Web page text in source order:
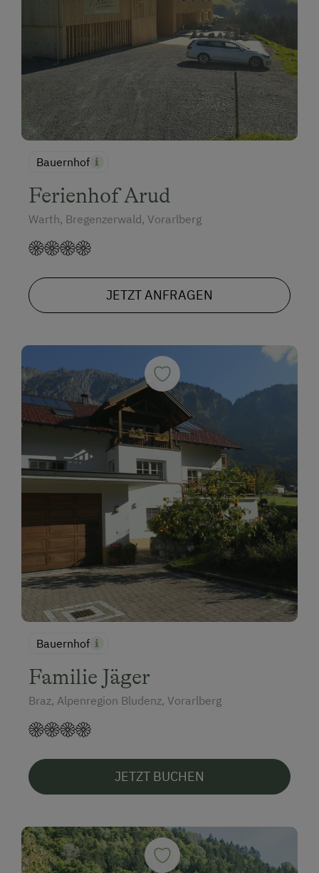
Sommerrodelbahn
Tennisplatz
Tischtennis
Wandern
Wanderreiten
Seminar-Dienstleistungen
Drucker
Hochgeschwindigkeits-Internetzugang
Bauernhof
Ferienhof Arud
Warth, Bregenzerwald, Vorarlberg
JETZT ANFRAGEN
Bauernhof
Familie Jäger
Braz, Alpenregion Bludenz, Vorarlberg
JETZT BUCHEN